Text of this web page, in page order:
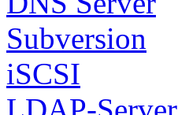
Subversion
iSCSI